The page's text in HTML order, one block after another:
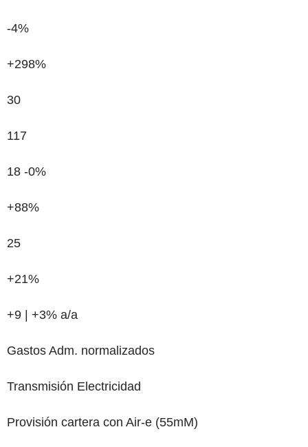
-4%
+298%
30
117
18 -0%
+88%
25
+21%
+9 | +3% a/a
Gastos Adm. normalizados
Transmisión Electricidad
Provisión cartera con Air-e (55mM)